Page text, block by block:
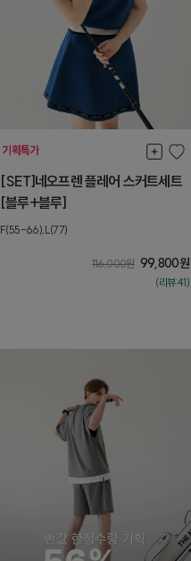
[SET]네오프렌 플레어 스커트세트
[블루+블루]
F(55-66),L(77)
116,000원 99,800원
(리뷰:41)